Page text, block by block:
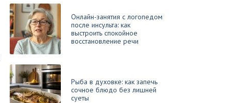
Онлайн-занятия с логопедом
после инсульта: как
выстроить спокойное
восстановление речи
Рыба в духовке: как запечь
сочное блюдо без лишней
суеты